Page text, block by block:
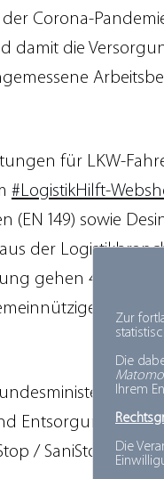
Zur
Die
Matomo
Ihrem
Die
Corona-
damit die
für LKW-
#LogistikHilft-
149) sowie
der
gehen 4 Cent je
Verein
(BGL),
/ SaniStop.